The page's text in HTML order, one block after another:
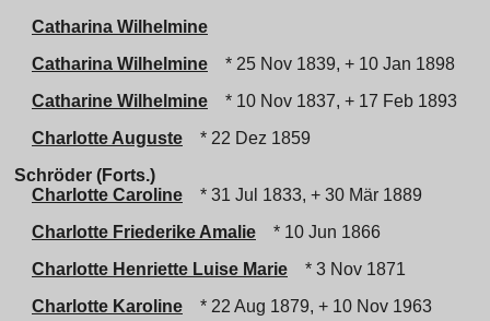
Catharina Wilhelmine
Catharina Wilhelmine
* 25 Nov 1839, + 10 Jan 1898
Catharine Wilhelmine
* 10 Nov 1837, + 17 Feb 1893
Charlotte Auguste
* 22 Dez 1859
Schröder (Forts.)
Charlotte Caroline
* 31 Jul 1833, + 30 Mär 1889
Charlotte Friederike Amalie
* 10 Jun 1866
Charlotte Henriette Luise Marie
* 3 Nov 1871
Charlotte Karoline
* 22 Aug 1879, + 10 Nov 1963